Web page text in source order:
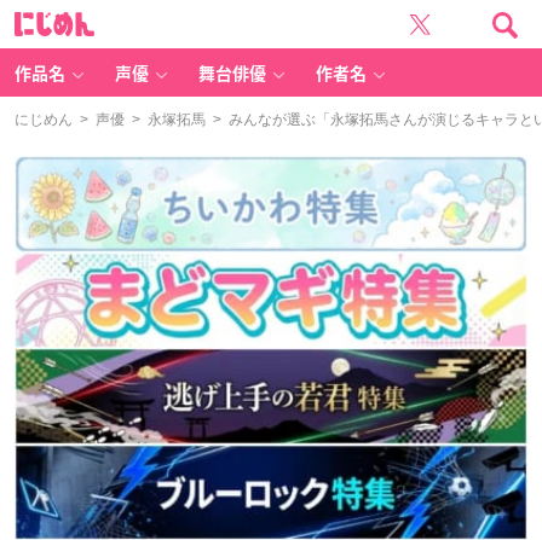
作品名 声優 舞台俳優 作者名
にじめん > 声優 > 永塚拓馬 > みんなが選ぶ「永塚拓馬さんが演じるキャラ